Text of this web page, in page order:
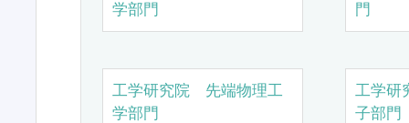
学部門
門
工学研究院 先端物理工
学部門
工学研
子部門